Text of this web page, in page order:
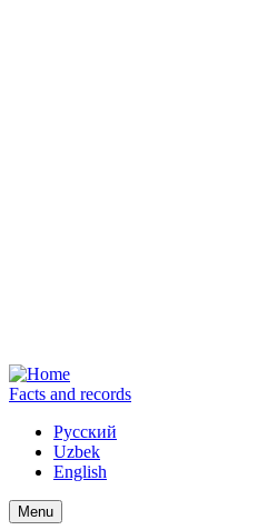
Facts and records
Русский
Uzbek
English
Menu